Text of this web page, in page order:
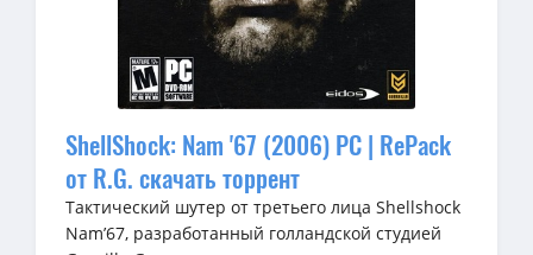
ShellShock: Nam '67 (2006) PC | RePack
от R.G. скачать торрент
Тактический шутер от третьего лица Shellshock
Nam’67, разработанный голландской студией